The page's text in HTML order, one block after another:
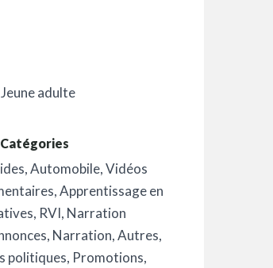
Jeune adulte
,Automobile,Vidéos
,Apprentissage en
, RVI, Narration
, Narration,Autres,
politiques, Promotions,